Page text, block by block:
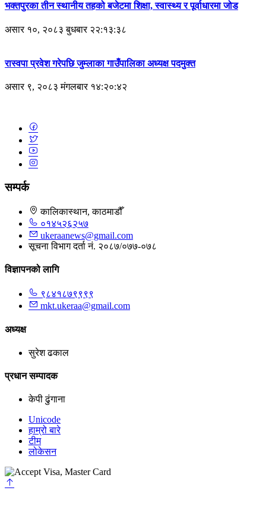
भक्तपुरका तीन स्थानीय तहको बजेटमा शिक्षा, स्वास्थ्य र पूर्वाधारमा जोड
असार १०, २०८३ बुधबार २२:१३:३८
रास्वपा प्रवेश गरेपछि जुम्लाका गाउँपालिका अध्यक्ष पदमुक्त
असार ९, २०८३ मंगलबार १४:२०:४२
सम्पर्क
कालिकास्थान, काठमाडौँ
०१४५२६२५७
ukeraanews@gmail.com
सूचना विभाग दर्ता नं. २०८७/०७७-०७८
विज्ञापनको लागि
९८४१८७९९९९
mkt.ukeraa@gmail.com
अध्यक्ष
सुरेश ढकाल
प्रधान सम्पादक
केपी ढुंगाना
Unicode
हाम्रो बारे
टीम
लोकेसन